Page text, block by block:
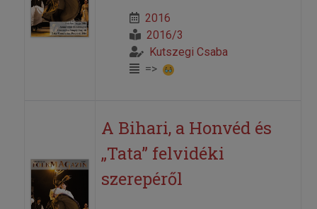
2016
2016/3
Kutszegi Csaba
=>
A Bihari, a Honvéd és
„Tata” felvidéki
szerepéről